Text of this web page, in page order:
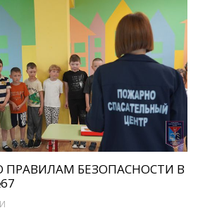
ПРАВИЛАМ БЕЗОПАСНОСТИ В